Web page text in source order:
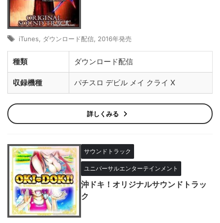
iTunes ダウンロード配信 2016年発売
種類 ダウンロード配信
収録機種 パチスロ デビル メイ クライ X
詳しくみる
サウンドトラック
ユニバーサルエンターテインメント
沖ドキ！オリジナルサウンドトラッ
ク